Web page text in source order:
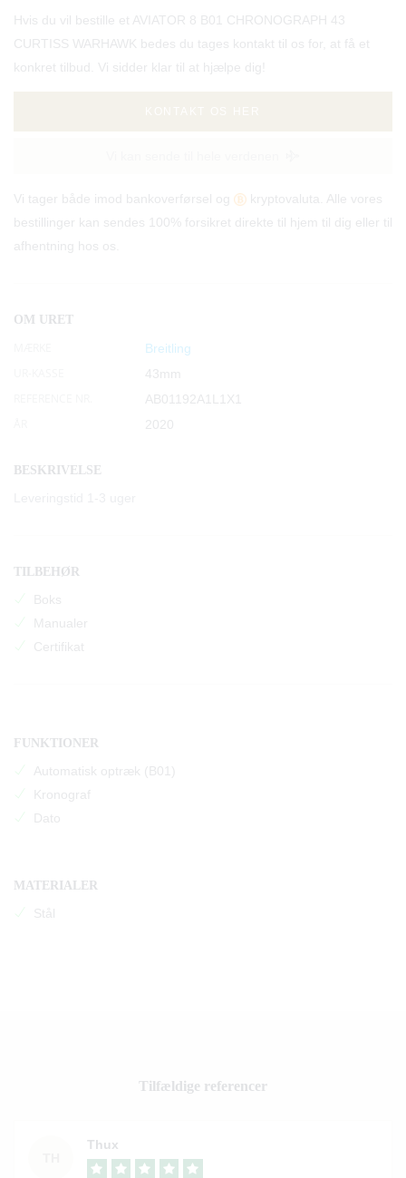
Hvis du vil bestille et AVIATOR 8 B01 CHRONOGRAPH 43
CURTISS WARHAWK bedes du tages kontakt til os for, at få et
konkret tilbud. Vi sidder klar til at hjælpe dig!
Vi tager både imod bankoverførsel og
kryptovaluta. Alle vores
bestillinger kan sendes 100% forsikret direkte til hjem til dig eller til
afhentning hos os.
OM URET
Breitling
43mm
AB01192A1L1X1
2020
BESKRIVELSE
TILBEHØR
Boks
Manualer
Certifikat
FUNKTIONER
Automatisk optræk (B01)
Kronograf
Dato
MATERIALER
Stål
Tilfældige referencer
Thux